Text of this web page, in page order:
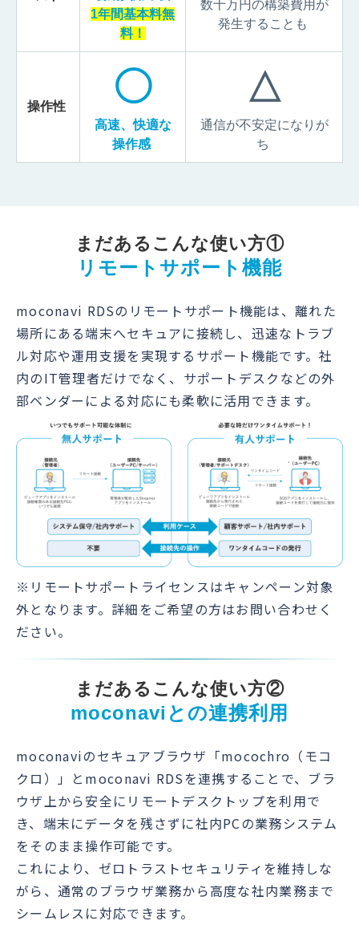
1年間基本料無
料！
数十万円の構築費用が
発生することも
操作性 ◯
高速、快適な
操作感
△
通信が不安定になりが
ち
まだあるこんな使い方①
リモートサポート機能
moconavi RDSのリモートサポート機能は、離れた
場所にある端末へセキュアに接続し、迅速なトラブ
ル対応や運用支援を実現するサポート機能です。社
内のIT管理者だけでなく、サポートデスクなどの外
部ベンダーによる対応にも柔軟に活用できます。
※リモートサポートライセンスはキャンペーン対象
外となります。詳細をご希望の方はお問い合わせく
ださい。
まだあるこんな使い方②
moconaviとの連携利用
moconaviのセキュアブラウザ「mocochro（モコ
クロ）」とmoconavi RDSを連携することで、ブラ
ウザ上から安全にリモートデスクトップを利用で
き、端末にデータを残さずに社内PCの業務システム
をそのまま操作可能です。
これにより、ゼロトラストセキュリティを維持しな
がら、通常のブラウザ業務から高度な社内業務まで
シームレスに対応できます。